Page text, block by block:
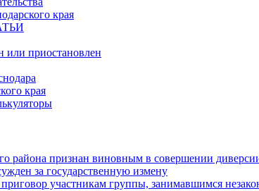
края
или приостановлен
края
района признан виновным в совершении
за государственную измену
участникам группы, занимавшимся